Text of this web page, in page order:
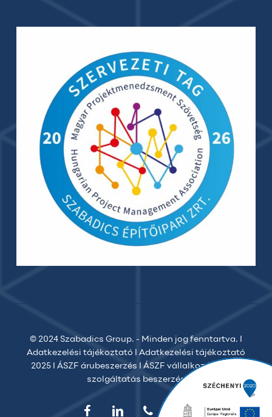
© 2024 Szabadics Group. - Minden jog fenntartva. I
Adatkezelési tájékoztató
Adatkezelési tájékoztató
2025I ÁSZF árubeszerzés ÁSZF vállalkozói
szolgáltatás beszerzés
facebooklinkedinphone email